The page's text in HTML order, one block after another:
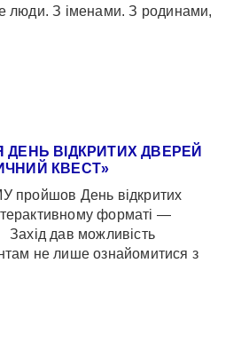
люди. З іменами. З родинами,
ДЕНЬ ВІДКРИТИХ ДВЕРЕЙ
КВЕСТ»
пройшов День відкритих
форматі —
дав можливість
не лише ознайомитися з